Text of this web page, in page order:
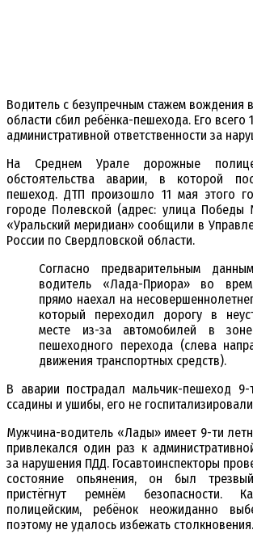
Водитель с безупречным стажем вождения
области сбил ребёнка-пешехода. Его всего
административной ответственности за
На Среднем Урале дорожные
обстоятельства аварии, в которой
пешеход. ДТП произошло 11 мая этого
городе Полевской (адрес: улица
«Уральский меридиан» сообщили в
России по Свердловской области.
Согласно предварительным
водитель «Лада-Приора» во
прямо наехал на
который переходил дорогу в
месте из-за автомобилей в
пешеходного перехода (слева
движения транспортных средств).
В аварии пострадал мальчик-пешеход
ссадины и ушибы, его не
Мужчина-водитель «Лады» имеет 9-ти
привлекался один раз к
за нарушения ПДД. Госавтоинспекторы
состояние опьянения, он был
пристёгнут ремнём безопасности.
полицейским, ребёнок неожиданно
поэтому не удалось избежать столкновения.